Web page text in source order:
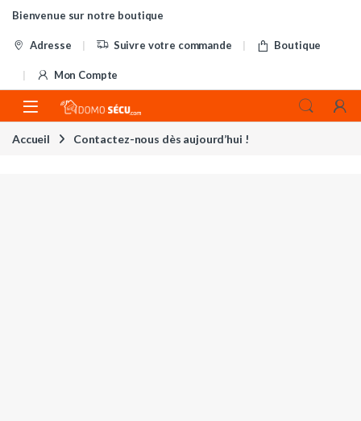
Skip to navigation
Skip to content
Bienvenue sur notre boutique
Adresse Suivre votre commande Boutique
Mon Compte
Accueil Contactez-nous dès aujourd’hui !